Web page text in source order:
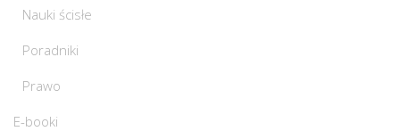
Nauki ścisłe
Poradniki
Prawo
E-booki